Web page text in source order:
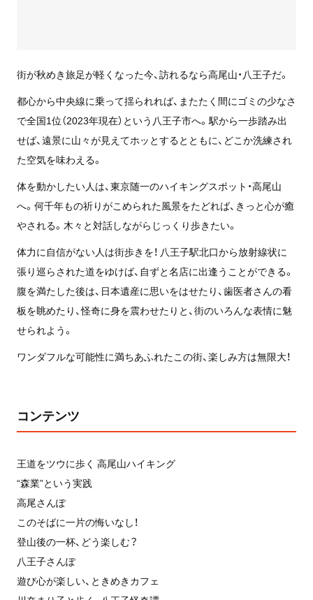
街が秋めき旅足が軽くなった今、訪れるなら高尾山・八王子だ。
都心から中央線に乗って揺られれば、またたく間にゴミの少なさ
で全国1位（2023年現在）という八王子市へ。駅から一歩踏み出
せば、遠景に山々が見えてホッとするとともに、どこか洗練され
た空気を味わえる。
体を動かしたい人は、東京随一のハイキングスポット・高尾山
へ。何千年もの祈りがこめられた風景をたどれば、きっと心が癒
やされる。木々と対話しながらじっくり歩きたい。
体力に自信がない人は街歩きを！ 八王子駅北口から放射線状に
張り巡らされた道をゆけば、自ずと名店に出逢うことができる。
腹を満たした後は、日本遺産に思いをはせたり、歯医者さんの看
板を眺めたり、怪奇に身を震わせたりと、街のいろんな表情に魅
せられよう。
ワンダフルな可能性に満ちあふれたこの街、楽しみ方は無限大！
コンテンツ
王道をツウに歩く 高尾山ハイキング
“森業”という実践
高尾さんぽ
このそばに一片の悔いなし！
登山後の一杯、どう楽しむ？
八王子さんぽ
遊び心が楽しい、ときめきカフェ